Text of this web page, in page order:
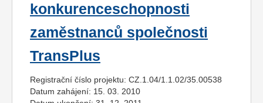
konkurenceschopnosti
zaměstnanců společnosti
TransPlus
Registrační číslo projektu: CZ.1.04/1.1.02/35.00538
Datum zahájení: 15. 03. 2010